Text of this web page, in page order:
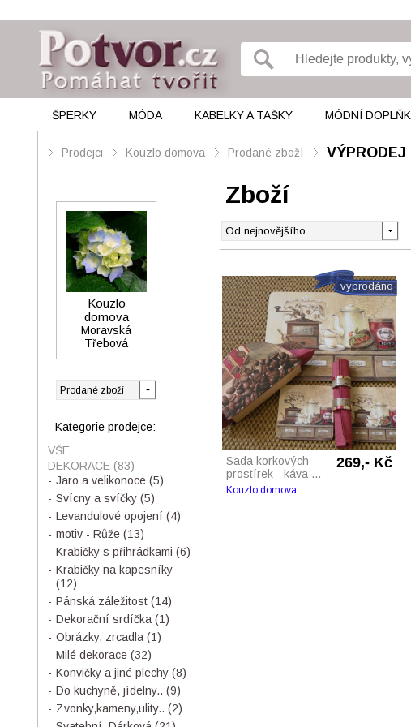
ŠPERKY MÓDA KABELKY A TAŠKY MÓDNÍ
Prodejci Kouzlo domova Prodané zboží VÝPRODEJ
Zboží
vyprodáno
Sada korkových
prostírek - káva ...
269,- Kč
Kouzlo domova
Kouzlo
domova
Moravská
Třebová
Kategorie prodejce:
VŠE
DEKORACE (83)
Jaro a velikonoce (5)
Svícny a svíčky (5)
Levandulové opojení (4)
motiv - Růže (13)
Krabičky s přihrádkami (6)
Krabičky na kapesníky
(12)
Pánská záležitost (14)
Dekorační srdíčka (1)
Obrázky, zrcadla (1)
Milé dekorace (32)
Konvičky a jiné plechy (8)
Do kuchyně, jídelny.. (9)
Zvonky,kameny,ulity.. (2)